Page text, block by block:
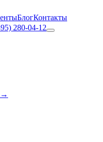
БлогКонтакты
280-04-12
→